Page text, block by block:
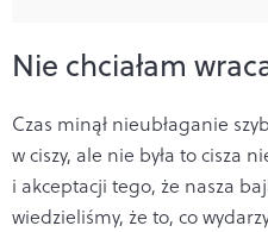
Nie chciałam
Czas minął nieubłaganie
w ciszy, ale nie była to cisza
i akceptacji tego, że nasza
wiedzieliśmy, że to, co